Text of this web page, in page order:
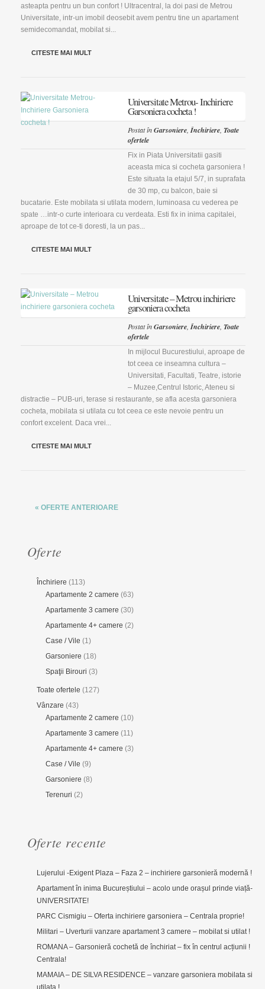
asteapta pentru un bun confort ! Ultracentral, la doi pasi de Metrou
Universitate, intr-un imobil deosebit avem pentru tine un apartament
semidecomandat, mobilat si...
CITESTE MAI MULT
Universitate Metrou- Inchiriere
Garsoniera cocheta !
Postat înGarsoniere, Închiriere, Toate
ofertele
Fix in Piata Universitatii gasiti
aceasta mica si cocheta garsoniera !
Este situata la etajul 5/7, in suprafata
de 30 mp, cu balcon, baie si
bucatarie. Este mobilata si utilata modern, luminoasa cu vederea pe
spate …intr-o curte interioara cu verdeata. Esti fix in inima capitalei,
aproape de tot ce-ti doresti, la un pas...
CITESTE MAI MULT
Universitate – Metrou inchiriere
garsoniera cocheta
Postat înGarsoniere, Închiriere, Toate
ofertele
In mijlocul Bucurestiului, aproape de
tot ceea ce inseamna cultura –
Universitati, Facultati, Teatre, istorie
– Muzee,Centrul Istoric, Ateneu si
distractie – PUB-uri, terase si restaurante, se afla acesta garsoniera
cocheta, mobilata si utilata cu tot ceea ce este nevoie pentru un
confort excelent. Daca vrei...
CITESTE MAI MULT
« OFERTE ANTERIOARE
Oferte
Închiriere (113)
Apartamente 2 camere (63)
Apartamente 3 camere (30)
Apartamente 4+ camere (2)
Case / Vile (1)
Garsoniere (18)
Spaţii Birouri (3)
Toate ofertele (127)
Vânzare (43)
Apartamente 2 camere (10)
Apartamente 3 camere (11)
Apartamente 4+ camere (3)
Case / Vile (9)
Garsoniere (8)
Terenuri (2)
Oferte recente
Lujerului -Exigent Plaza – Faza 2 – inchiriere garsonieră modernă !
Apartament în inima Bucureștiului – acolo unde orașul prinde viață-
UNIVERSITATE!
PARC Cismigiu – Oferta inchiriere garsoniera – Centrala proprie!
Militari – Uverturii vanzare apartament 3 camere – mobilat si utilat !
ROMANA – Garsonieră cochetă de închiriat – fix în centrul acțiunii !
Centrala!
MAMAIA – DE SILVA RESIDENCE – vanzare garsoniera mobilata si
utilata !